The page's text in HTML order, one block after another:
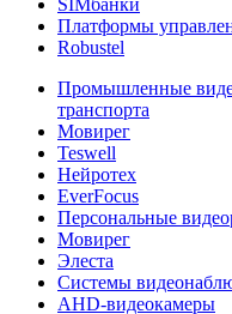
SIMбанки
Платформы
Robustel
Промышленные
транспорта
Мовирег
Teswell
Нейротех
EverFocus
Персональные
Мовирег
Элеста
Системы
AHD-видеокамеры